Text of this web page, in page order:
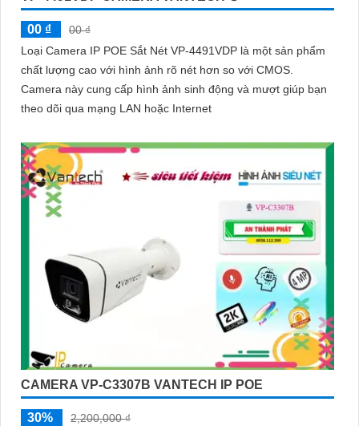
00 ₫
00 ₫
Loại Camera IP POE Sắt Nét VP-4491VDP là một sản phẩm
chất lượng cao với hình ảnh rõ nét hơn so với CMOS.
Camera này cung cấp hình ảnh sinh động và mượt giúp bạn
theo dõi qua mạng LAN hoặc Internet
CAMERA VP-C3307B VANTECH IP POE
30%
2,200,000 ₫